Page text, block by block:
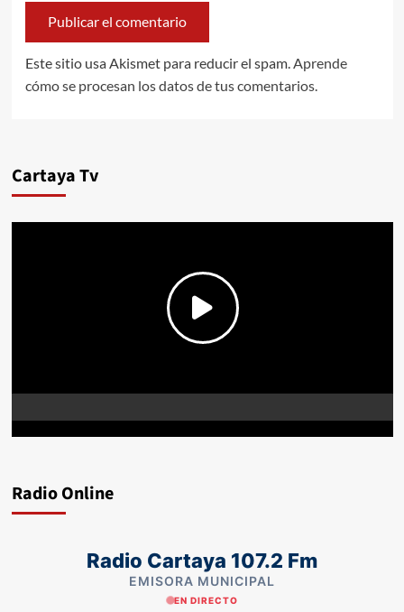
Este sitio usa Akismet para reducir el spam. Aprende
cómo se procesan los datos de tus comentarios.
Cartaya Tv
Radio Online
Radio Cartaya 107.2 Fm
EMISORA MUNICIPAL
EN DIRECTO